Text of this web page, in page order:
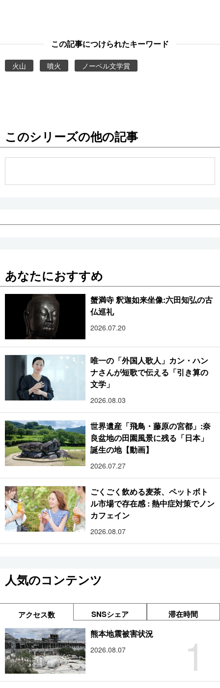
この記事につけられたキーワード
火山 噴火 ノーベル文学賞
このシリーズの他の記事
あなたにおすすめ
蟹満寺 釈迦如来坐像:六田知弘の古
仏巡礼
2026.07.20
唯一の「外国人歌人」カン・ハン
ナさんが短歌で伝える「引き算の
文学」
2026.08.03
世界遺産「飛鳥・藤原の宮都」:奈
良盆地の田園風景に残る「日本」
誕生の地【動画】
2026.07.27
ごくごく飲める麦茶、ペットボト
ル市場で存在感 : 熱中症対策でノン
カフェイン
2026.08.07
人気のコンテンツ
アクセス数 SNSシェア 滞在時間
1
熊本地震被害状況
2026.08.07